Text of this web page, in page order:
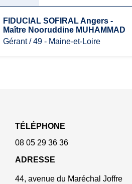
FIDUCIAL SOFIRAL Angers -
Maître Nooruddine MUHAMMAD
Gérant / 49 - Maine-et-Loire
TÉLÉPHONE
08 05 29 36 36
ADRESSE
44, avenue du Maréchal Joffre